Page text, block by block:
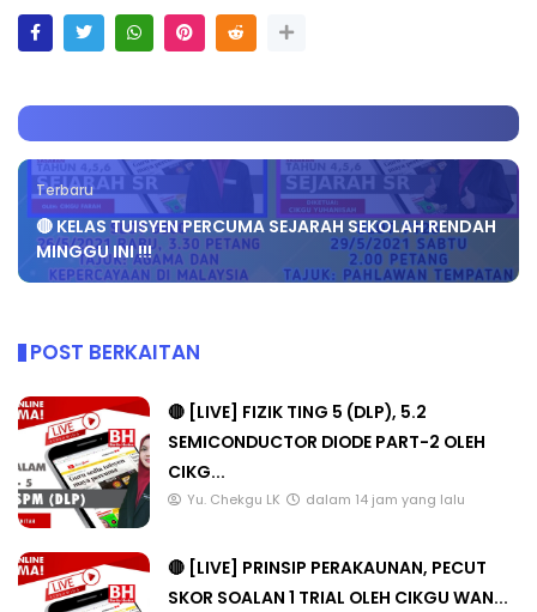
Terbaru
🔴 KELAS TUISYEN PERCUMA SEJARAH SEKOLAH RENDAH
MINGGU INI !!!
POST BERKAITAN
🔴 [LIVE] FIZIK TING 5 (DLP), 5.2
SEMICONDUCTOR DIODE PART-2 OLEH
CIKG...
Yu. Chekgu LK dalam 14 jam yang lalu
🔴 [LIVE] PRINSIP PERAKAUNAN, PECUT
SKOR SOALAN 1 TRIAL OLEH CIKGU WAN...